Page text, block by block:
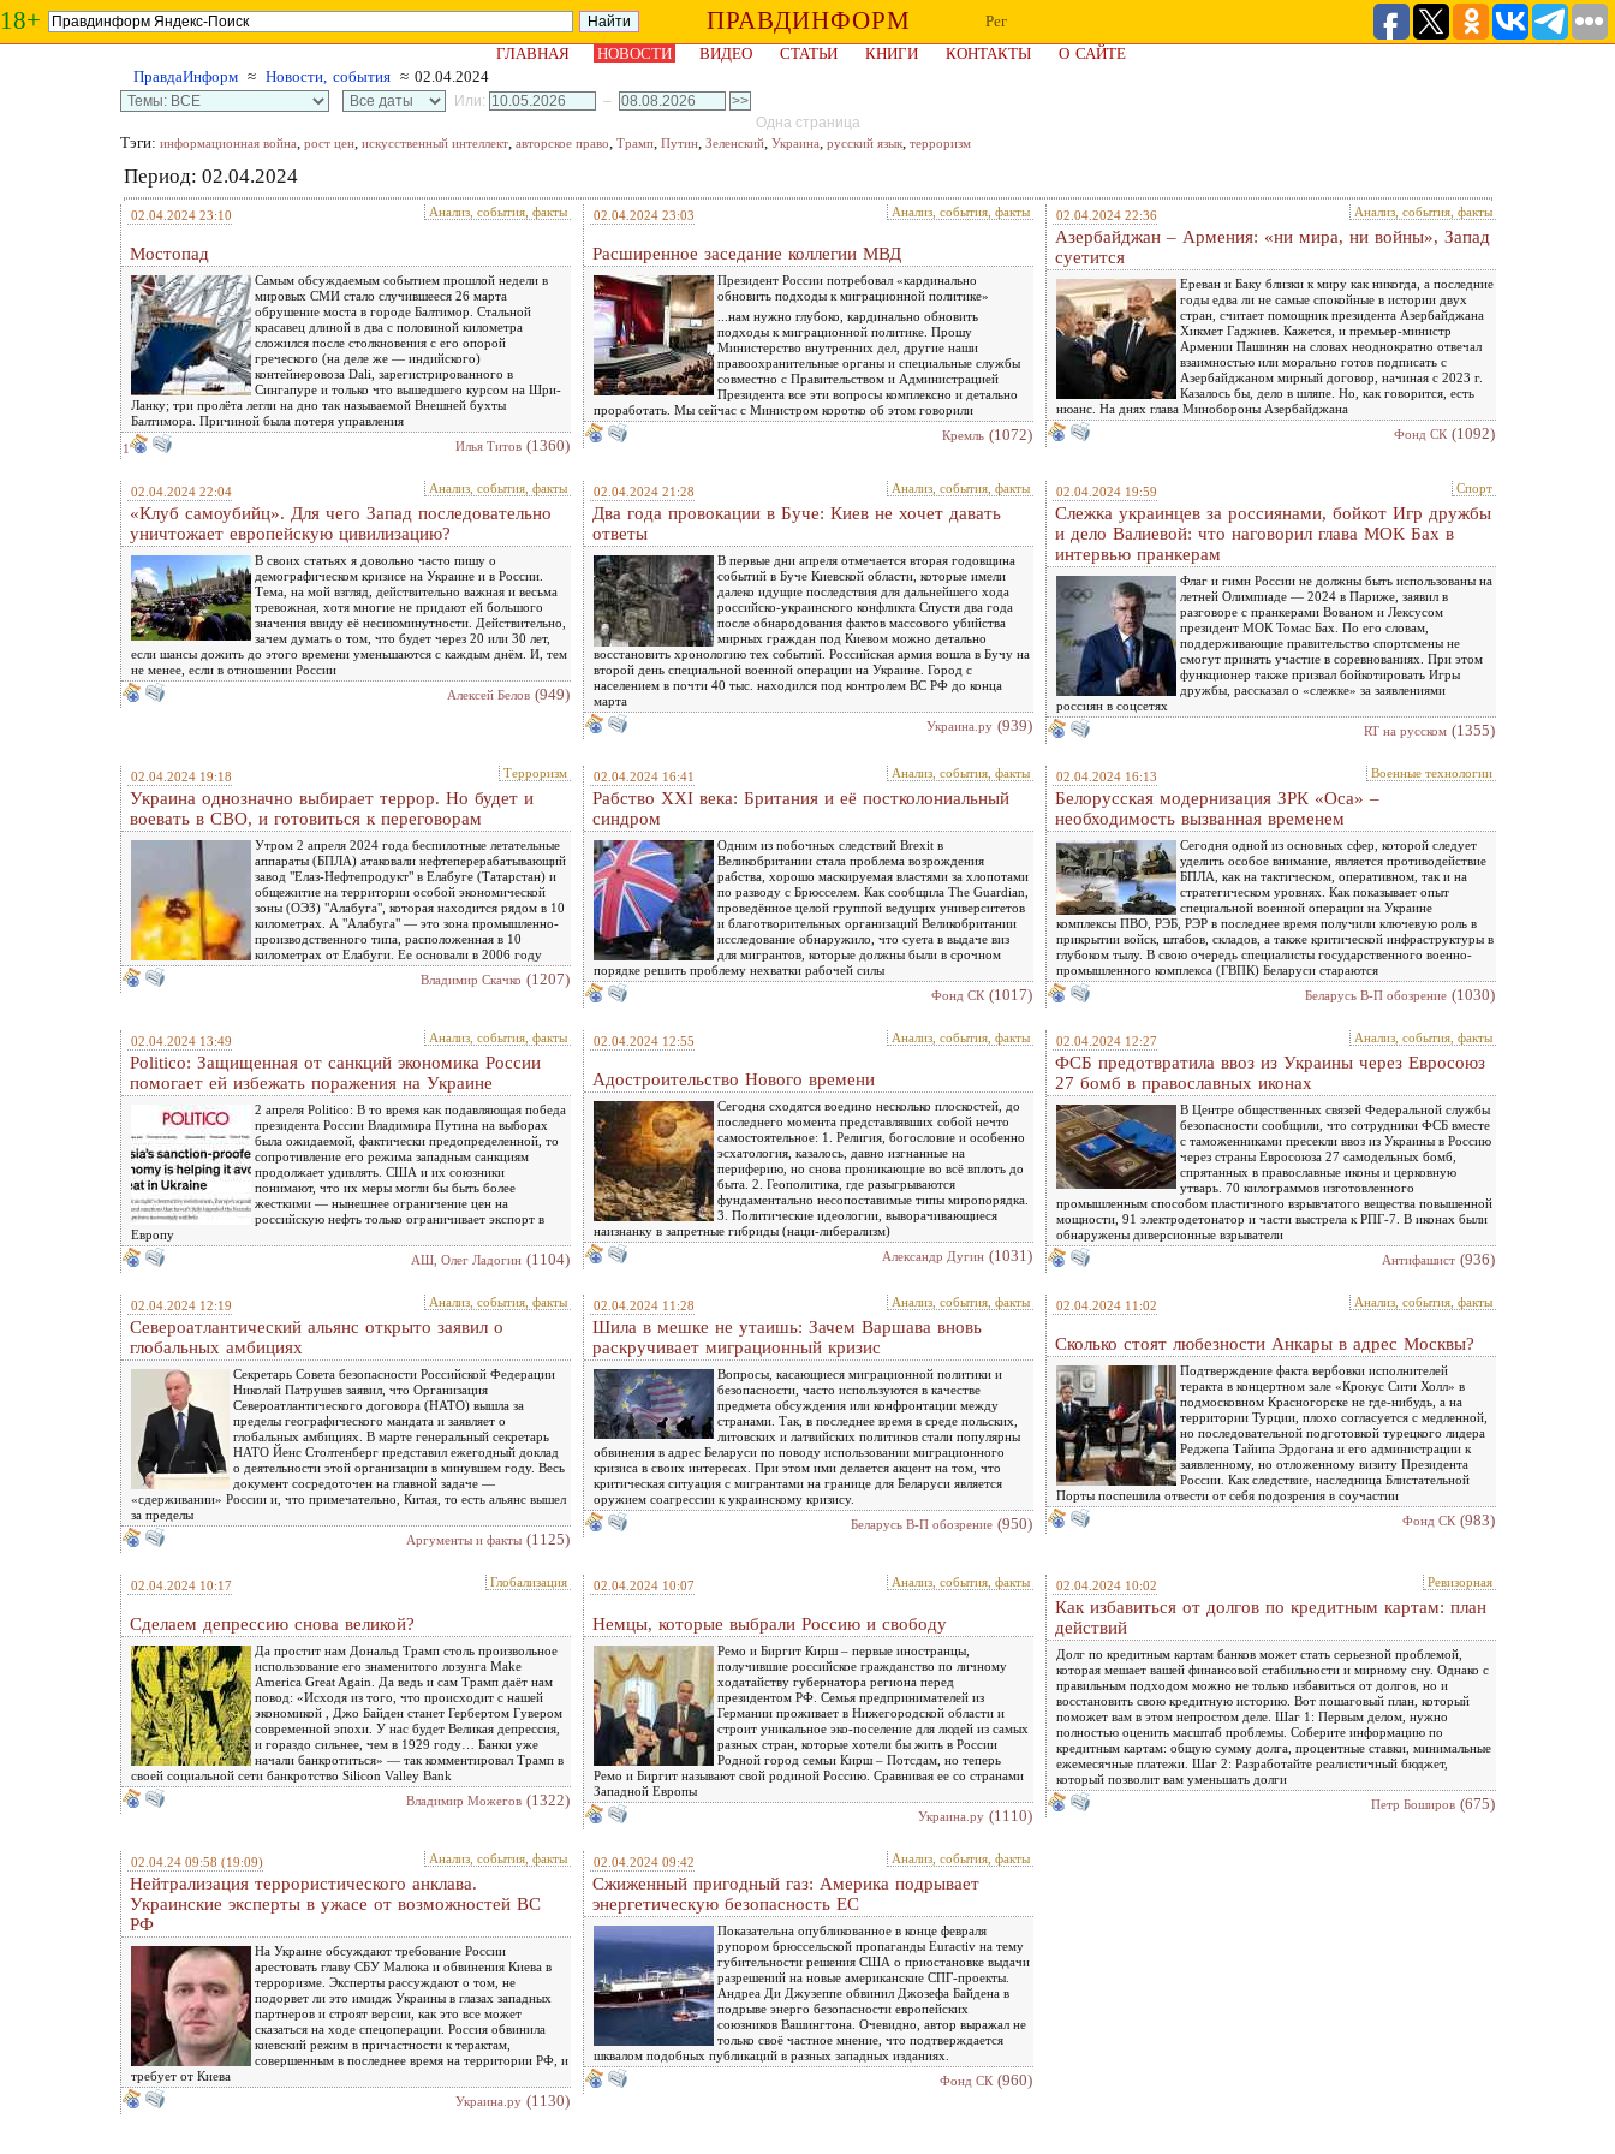
18+ ПРАВДИНФОРМ
Рег
ГЛАВНАЯ
НОВОСТИ ВИДЕО СТАТЬИ КНИГИ КОНТАКТЫ
О САЙТЕ
ПравдаИнформ ≈ Новости, события ≈ 02.04.2024
Или:
–
Одна страница
Тэги: информационная война, рост цен, искусственный интеллект, авторское право, Трамп, Путин, Зеленский, Украина, русский язык, терроризм
Период: 02.04.2024
02.04.2024 23:10 Анализ, события, факты
Мостопад
Самым обсуждаемым событием прошлой недели в
мировых СМИ стало случившееся 26 марта
обрушение моста в городе Балтимор. Стальной
красавец длиной в два с половиной километра
сложился после столкновения с его опорой
греческого (на деле же — индийского)
контейнеровоза Dali, зарегистрированного в
Сингапуре и только что вышедшего курсом на Шри-
Ланку; три пролёта легли на дно так называемой Внешней бухты
Балтимора. Причиной была потеря управления
1
Илья Титов (1360)
02.04.2024 23:03 Анализ, события, факты
Расширенное заседание коллегии МВД
Президент России потребовал «кардинально
обновить подходы к миграционной политике»
...нам нужно глубоко, кардинально обновить
подходы к миграционной политике. Прошу
Министерство внутренних дел, другие наши
правоохранительные органы и специальные службы
совместно с Правительством и Администрацией
Президента все эти вопросы комплексно и детально
проработать. Мы сейчас с Министром коротко об этом говорили
Кремль (1072)
02.04.2024 22:36 Анализ, события, факты
Азербайджан – Армения: «ни мира, ни войны», Запад
суетится
Ереван и Баку близки к миру как никогда, а последние
годы едва ли не самые спокойные в истории двух
стран, считает помощник президента Азербайджана
Хикмет Гаджиев. Кажется, и премьер-министр
Армении Пашинян на словах неоднократно отвечал
взаимностью или морально готов подписать с
Азербайджаном мирный договор, начиная с 2023 г.
Казалось бы, дело в шляпе. Но, как говорится, есть
нюанс. На днях глава Минобороны Азербайджана
Фонд СК (1092)
02.04.2024 22:04 Анализ, события, факты
«Клуб самоубийц». Для чего Запад последовательно
уничтожает европейскую цивилизацию?
В своих статьях я довольно часто пишу о
демографическом кризисе на Украине и в России.
Тема, на мой взгляд, действительно важная и весьма
тревожная, хотя многие не придают ей большого
значения ввиду её несиюминутности. Действительно,
зачем думать о том, что будет через 20 или 30 лет,
если шансы дожить до этого времени уменьшаются с каждым днём. И, тем
не менее, если в отношении России
Алексей Белов (949)
02.04.2024 21:28 Анализ, события, факты
Два года провокации в Буче: Киев не хочет давать
ответы
В первые дни апреля отмечается вторая годовщина
событий в Буче Киевской области, которые имели
далеко идущие последствия для дальнейшего хода
российско-украинского конфликта Спустя два года
после обнародования фактов массового убийства
мирных граждан под Киевом можно детально
восстановить хронологию тех событий. Российская армия вошла в Бучу на
второй день специальной военной операции на Украине. Город с
населением в почти 40 тыс. находился под контролем ВС РФ до конца
марта
Украина.ру (939)
02.04.2024 19:59 Спорт
Слежка украинцев за россиянами, бойкот Игр дружбы
и дело Валиевой: что наговорил глава МОК Бах в
интервью пранкерам
Флаг и гимн России не должны быть использованы на
летней Олимпиаде — 2024 в Париже, заявил в
разговоре с пранкерами Вованом и Лексусом
президент МОК Томас Бах. По его словам,
поддерживающие правительство спортсмены не
смогут принять участие в соревнованиях. При этом
функционер также призвал бойкотировать Игры
дружбы, рассказал о «слежке» за заявлениями
россиян в соцсетях
RT на русском (1355)
02.04.2024 19:18 Терроризм
Украина однозначно выбирает террор. Но будет и
воевать в СВО, и готовиться к переговорам
Утром 2 апреля 2024 года беспилотные летательные
аппараты (БПЛА) атаковали нефтеперерабатывающий
завод "Елаз-Нефтепродукт" в Елабуге (Татарстан) и
общежитие на территории особой экономической
зоны (ОЭЗ) "Алабуга", которая находится рядом в 10
километрах. А "Алабуга" — это зона промышленно-
производственного типа, расположенная в 10
километрах от Елабуги. Ее основали в 2006 году
Владимир Скачко (1207)
02.04.2024 16:41 Анализ, события, факты
Рабство XXI века: Британия и её постколониальный
синдром
Одним из побочных следствий Brexit в
Великобритании стала проблема возрождения
рабства, хорошо маскируемая властями за хлопотами
по разводу с Брюсселем. Как сообщила The Guardian,
проведённое целой группой ведущих университетов
и благотворительных организаций Великобритании
исследование обнаружило, что суета в выдаче виз
для мигрантов, которые должны были в срочном
порядке решить проблему нехватки рабочей силы
Фонд СК (1017)
02.04.2024 16:13 Военные технологии
Белорусская модернизация ЗРК «Оса» –
необходимость вызванная временем
Сегодня одной из основных сфер, которой следует
уделить особое внимание, является противодействие
БПЛА, как на тактическом, оперативном, так и на
стратегическом уровнях. Как показывает опыт
специальной военной операции на Украине
комплексы ПВО, РЭБ, РЭР в последнее время получили ключевую роль в
прикрытии войск, штабов, складов, а также критической инфраструктуры в
глубоком тылу. В свою очередь специалисты государственного военно-
промышленного комплекса (ГВПК) Беларуси стараются
Беларусь В-П обозрение (1030)
02.04.2024 13:49 Анализ, события, факты
Politico: Защищенная от санкций экономика России
помогает ей избежать поражения на Украине
2 апреля Politico: В то время как подавляющая победа
президента России Владимира Путина на выборах
была ожидаемой, фактически предопределенной, то
сопротивление его режима западным санкциям
продолжает удивлять. США и их союзники
понимают, что их меры могли бы быть более
жесткими — нынешнее ограничение цен на
российскую нефть только ограничивает экспорт в
Европу
АШ, Олег Ладогин (1104)
02.04.2024 12:55 Анализ, события, факты
Адостроительство Нового времени
Сегодня сходятся воедино несколько плоскостей, до
последнего момента представлявших собой нечто
самостоятельное: 1. Религия, богословие и особенно
эсхатология, казалось, давно изгнанные на
периферию, но снова проникающие во всё вплоть до
быта. 2. Геополитика, где разыгрываются
фундаментально несопоставимые типы миропорядка.
3. Политические идеологии, выворачивающиеся
наизнанку в запретные гибриды (наци-либерализм)
Александр Дугин (1031)
02.04.2024 12:27 Анализ, события, факты
ФСБ предотвратила ввоз из Украины через Евросоюз
27 бомб в православных иконах
В Центре общественных связей Федеральной службы
безопасности сообщили, что сотрудники ФСБ вместе
с таможенниками пресекли ввоз из Украины в Россию
через страны Евросоюза 27 самодельных бомб,
спрятанных в православные иконы и церковную
утварь. 70 килограммов изготовленного
промышленным способом пластичного взрывчатого вещества повышенной
мощности, 91 электродетонатор и части выстрела к РПГ-7. В иконах были
обнаружены диверсионные взрыватели
Антифашист (936)
02.04.2024 12:19 Анализ, события, факты
Североатлантический альянс открыто заявил о
глобальных амбициях
Секретарь Совета безопасности Российской Федерации
Николай Патрушев заявил, что Организация
Североатлантического договора (НАТО) вышла за
пределы географического мандата и заявляет о
глобальных амбициях. В марте генеральный секретарь
НАТО Йенс Столтенберг представил ежегодный доклад
о деятельности этой организации в минувшем году. Весь
документ сосредоточен на главной задаче —
«сдерживании» России и, что примечательно, Китая, то есть альянс вышел
за пределы
Аргументы и факты (1125)
02.04.2024 11:28 Анализ, события, факты
Шила в мешке не утаишь: Зачем Варшава вновь
раскручивает миграционный кризис
Вопросы, касающиеся миграционной политики и
безопасности, часто используются в качестве
предмета обсуждения или конфронтации между
странами. Так, в последнее время в среде польских,
литовских и латвийских политиков стали популярны
обвинения в адрес Беларуси по поводу использовании миграционного
кризиса в своих интересах. При этом ими делается акцент на том, что
критическая ситуация с мигрантами на границе для Беларуси является
оружием соагрессии к украинскому кризису.
Беларусь В-П обозрение (950)
02.04.2024 11:02 Анализ, события, факты
Сколько стоят любезности Анкары в адрес Москвы?
Подтверждение факта вербовки исполнителей
теракта в концертном зале «Крокус Сити Холл» в
подмосковном Красногорске не где-нибудь, а на
территории Турции, плохо согласуется с медленной,
но последовательной подготовкой турецкого лидера
Реджепа Тайипа Эрдогана и его администрации к
заявленному, но отложенному визиту Президента
России. Как следствие, наследница Блистательной
Порты поспешила отвести от себя подозрения в соучастии
Фонд СК (983)
02.04.2024 10:17 Глобализация
Сделаем депрессию снова великой?
Да простит нам Дональд Трамп столь произвольное
использование его знаменитого лозунга Make
America Great Again. Да ведь и сам Трамп даёт нам
повод: «Исходя из того, что происходит с нашей
экономикой , Джо Байден станет Гербертом Гувером
современной эпохи. У нас будет Великая депрессия,
и гораздо сильнее, чем в 1929 году… Банки уже
начали банкротиться» — так комментировал Трамп в
своей социальной сети банкротство Silicon Valley Bank
Владимир Можегов (1322)
02.04.2024 10:07 Анализ, события, факты
Немцы, которые выбрали Россию и свободу
Ремо и Биргит Кирш – первые иностранцы,
получившие российское гражданство по личному
ходатайству губернатора региона перед
президентом РФ. Семья предпринимателей из
Германии проживает в Нижегородской области и
строит уникальное эко-поселение для людей из самых
разных стран, которые хотели бы жить в России
Родной город семьи Кирш – Потсдам, но теперь
Ремо и Биргит называют свой родиной Россию. Сравнивая ее со странами
Западной Европы
Украина.ру (1110)
02.04.2024 10:02 Ревизорная
Как избавиться от долгов по кредитным картам: план
действий
Долг по кредитным картам банков может стать серьезной проблемой,
которая мешает вашей финансовой стабильности и мирному сну. Однако с
правильным подходом можно не только избавиться от долгов, но и
восстановить свою кредитную историю. Вот пошаговый план, который
поможет вам в этом непростом деле. Шаг 1: Первым делом, нужно
полностью оценить масштаб проблемы. Соберите информацию по
кредитным картам: общую сумму долга, процентные ставки, минимальные
ежемесячные платежи. Шаг 2: Разработайте реалистичный бюджет,
который позволит вам уменьшать долги
Петр Боширов (675)
02.04.24 09:58 (19:09) Анализ, события, факты
Нейтрализация террористического анклава.
Украинские эксперты в ужасе от возможностей ВС
РФ
На Украине обсуждают требование России
арестовать главу СБУ Малюка и обвинения Киева в
терроризме. Эксперты рассуждают о том, не
подорвет ли это имидж Украины в глазах западных
партнеров и строят версии, как это все может
сказаться на ходе спецоперации. Россия обвинила
киевский режим в причастности к терактам,
совершенным в последнее время на территории РФ, и
требует от Киева
Украина.ру (1130)
02.04.2024 09:42 Анализ, события, факты
Сжиженный пригодный газ: Америка подрывает
энергетическую безопасность ЕС
Показательна опубликованное в конце февраля
рупором брюссельской пропаганды Euractiv на тему
губительности решения США о приостановке выдачи
разрешений на новые американские СПГ-проекты.
Андреа Ди Джузеппе обвинил Джозефа Байдена в
подрыве энерго безопасности европейских
союзников Вашингтона. Очевидно, автор выражал не
только своё частное мнение, что подтверждается
шквалом подобных публикаций в разных западных изданиях.
Фонд СК (960)